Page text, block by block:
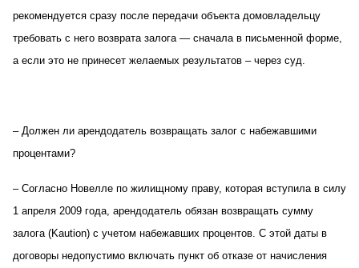
рекомендуется сразу после передачи объекта домовладельцу
требовать с него возврата залога — сначала в письменной форме,
а если это не принесет желаемых результатов – через суд.
– Должен ли арендодатель возвращать залог с набежавшими
процентами?
– Согласно Новелле по жилищному праву, которая вступила в силу
1 апреля 2009 года, арендодатель обязан возвращать сумму
залога (Kaution) с учетом набежавших процентов. С этой даты в
договоры недопустимо включать пункт об отказе от начисления